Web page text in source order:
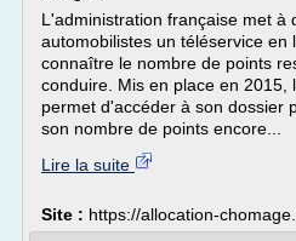
L'administration française met à
automobilistes un téléservice en
connaître le nombre de points
conduire. Mis en place en 2015,
permet d'accéder à son dossier
son nombre de points encore...
Lire la suite
Site : https://allocation-